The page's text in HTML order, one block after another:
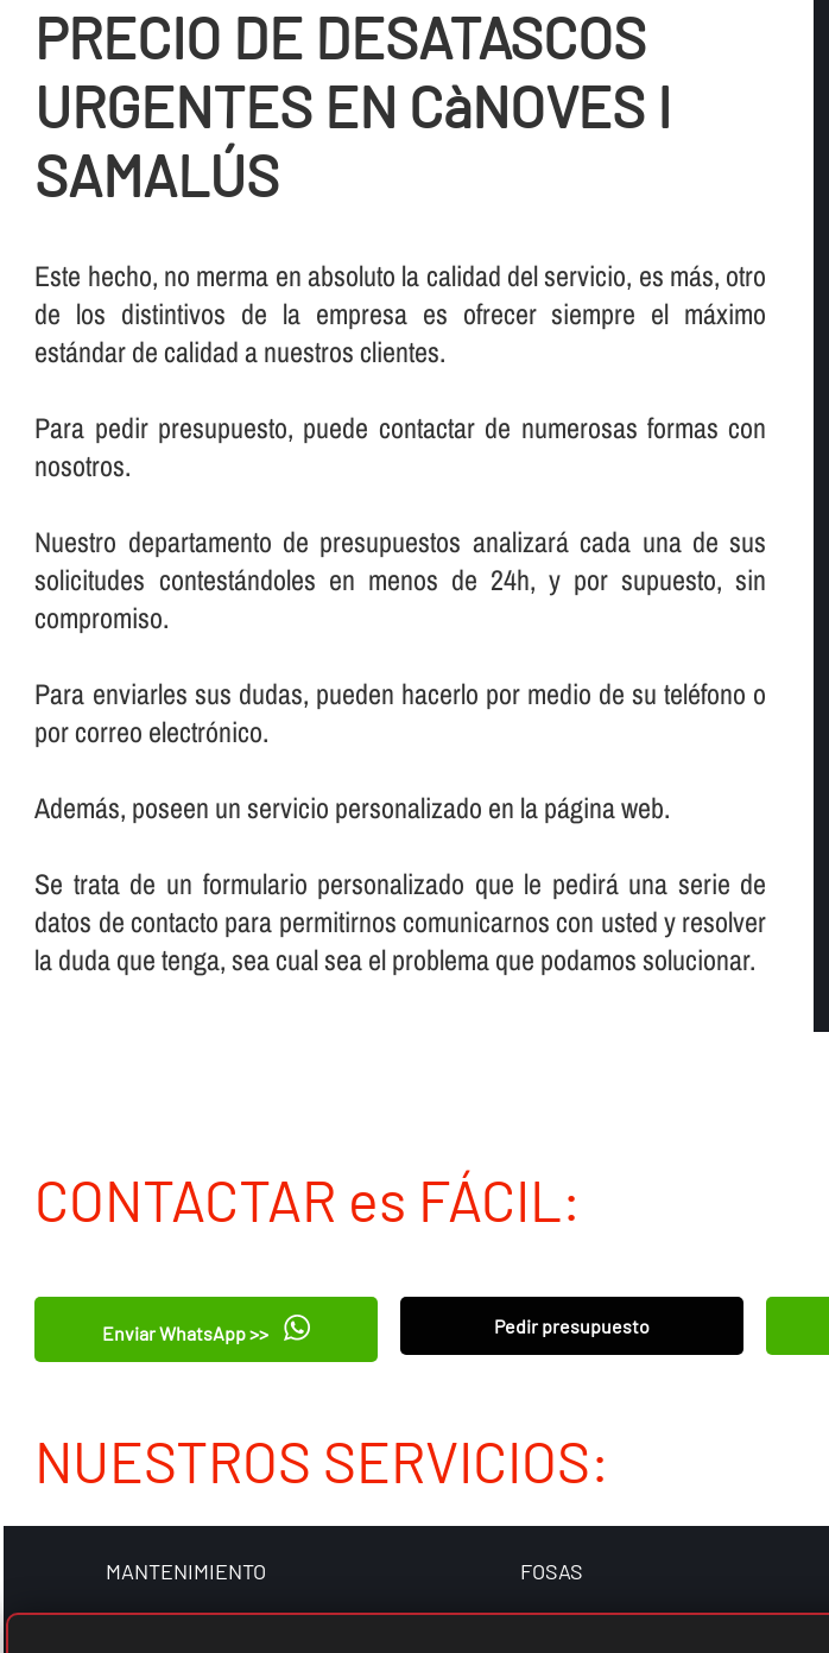
PRECIO DE DESATASCOS
URGENTES EN CàNOVES I
SAMALÚS
Este hecho, no merma en absoluto la calidad del servicio, es más, otro
de los distintivos de la empresa es ofrecer siempre el máximo
estándar de calidad a nuestros clientes.
Para pedir presupuesto, puede contactar de numerosas formas con
nosotros.
Nuestro departamento de presupuestos analizará cada una de sus
solicitudes contestándoles en menos de 24h, y por supuesto, sin
compromiso.
Para enviarles sus dudas, pueden hacerlo por medio de su teléfono o
por correo electrónico.
Además, poseen un servicio personalizado en la página web.
Se trata de un formulario personalizado que le pedirá una serie de
datos de contacto para permitirnos comunicarnos con usted y resolver
la duda que tenga, sea cual sea el problema que podamos solucionar.
CONTACTAR es FÁCIL:
Enviar WhatsApp >> Pedir presupuesto
NUESTROS SERVICIOS:
MANTENIMIENTO FOSAS